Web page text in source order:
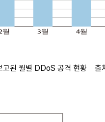
고된 월별 DDoS 공격 현황 출